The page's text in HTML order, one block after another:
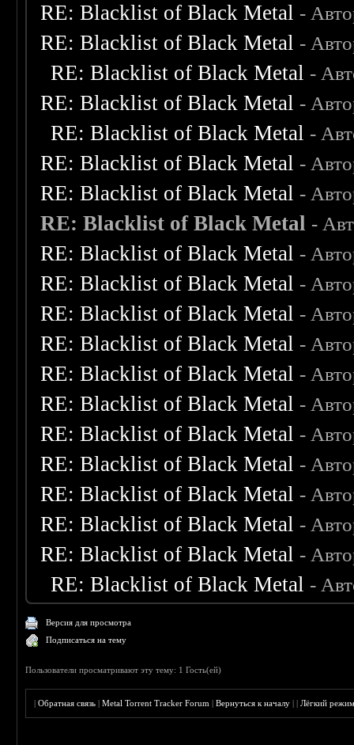
RE: Blacklist of Black Metal -
RE: Blacklist of Black Metal -
RE: Blacklist of Black Metal -
RE: Blacklist of Black Metal -
RE: Blacklist of Black Metal -
RE: Blacklist of Black Metal -
RE: Blacklist of Black Metal -
RE: Blacklist of Black Metal -
RE: Blacklist of Black Metal -
RE: Blacklist of Black Metal -
RE: Blacklist of Black Metal -
RE: Blacklist of Black Metal -
RE: Blacklist of Black Metal -
RE: Blacklist of Black Metal -
RE: Blacklist of Black Metal -
RE: Blacklist of Black Metal -
RE: Blacklist of Black Metal -
RE: Blacklist of Black Metal -
RE: Blacklist of Black Metal -
RE: Blacklist of Black Metal -
Версия для просмотра
Подписаться на тему
Пользователи просматривают эту тему: 1 Гость(ей)
|Обратная связь |Metal Torrent Tracker Forum |Вернуться к началу ||Лёгкий